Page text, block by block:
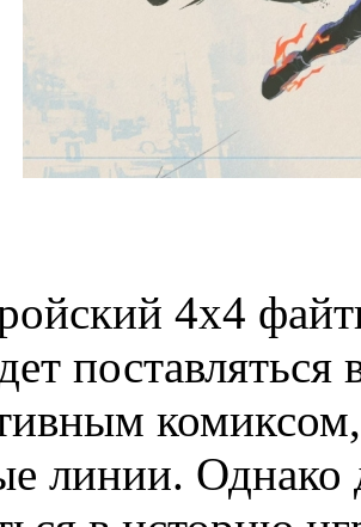
4x4
линии. Однако